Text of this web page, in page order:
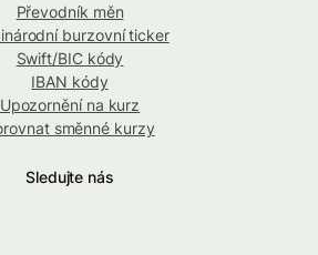
Převodník měn
burzovní ticker
Swift/BIC kódy
IBAN kódy
Upozornění na kurz
směnné kurzy
Sledujte nás